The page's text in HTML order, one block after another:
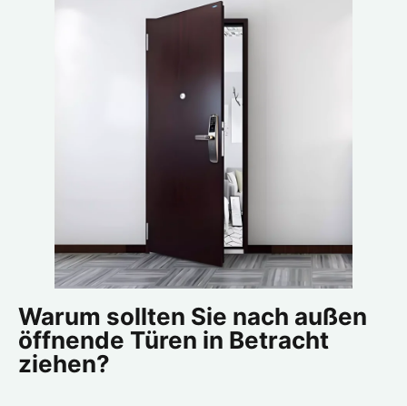
Warum sollten Sie nach außen
öffnende Türen in Betracht
ziehen?